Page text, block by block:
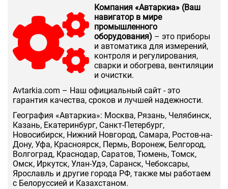
Компания «Автаркиа» (Ваш
навигатор в мире
промышленного
оборудования) – это приборы
и автоматика для измерений,
контроля и регулирования,
сварки и обогрева, вентиляции
и очистки.
Аvtarkia.com – Наш официальный сайт - это
гарантия качества, сроков и лучшей надежности.
География «Автаркиа»: Москва, Рязань, Челябинск,
Казань, Екатеринбург, Санкт-Петербург,
Новосибирск, Нижний Новгород, Самара, Ростов-на-
Дону, Уфа, Красноярск, Пермь, Воронеж, Белгород,
Волгоград, Краснодар, Саратов, Тюмень, Томск,
Омск, Иркутск, Улан-Удэ, Саранск, Чебоксары,
Ярославль и другие города РФ, также мы работаем
с Белоруссией и Казахстаном.